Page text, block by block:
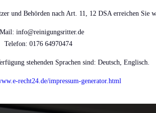
und Behörden nach Art. 11, 12 DSA erreichen Sie
info@reinigungsritter.de
Telefon: 0176 64970474
stehenden Sprachen sind: Deutsch, Englisch.
recht24.de/impressum-generator.html